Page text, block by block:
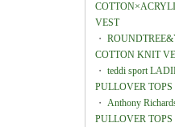
VEST
・
COTTON KNIT
・ teddi sport
PULLOVER TOPS
・ Anthony
PULLOVER TOPS